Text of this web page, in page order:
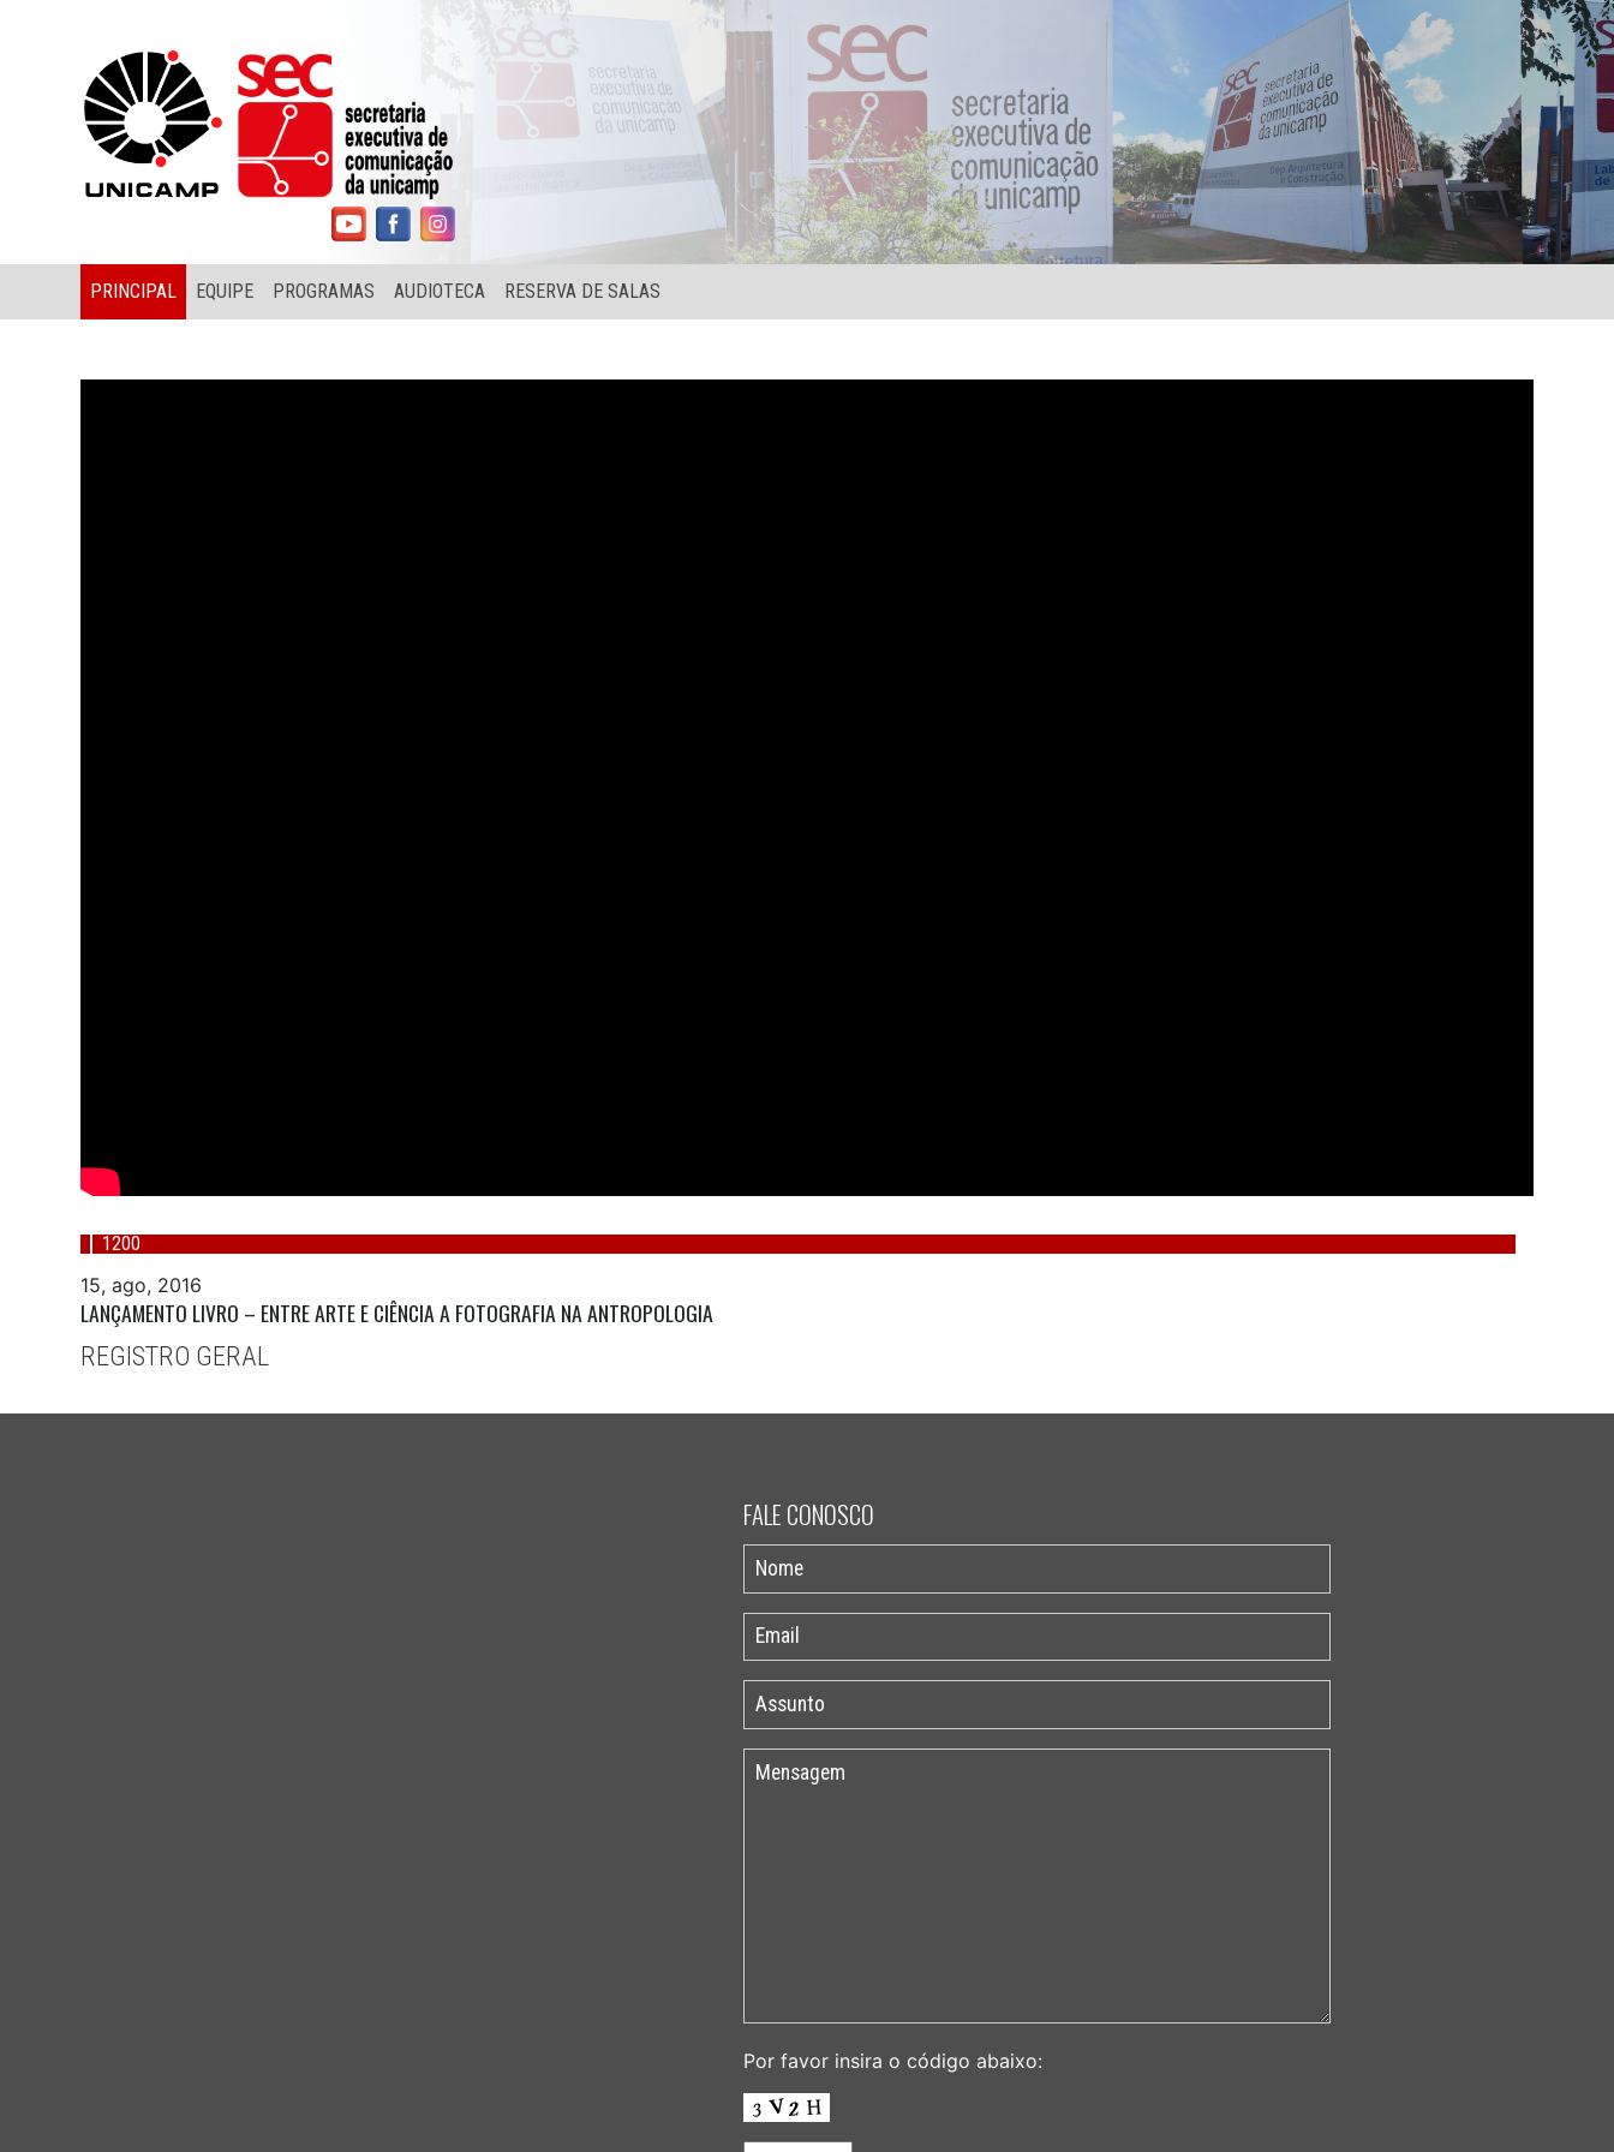
PRINCIPAL EQUIPE PROGRAMAS AUDIOTECA RESERVA DE SALAS
1200
15, ago, 2016
LANÇAMENTO LIVRO – ENTRE ARTE E CIÊNCIA A FOTOGRAFIA NA ANTROPOLOGIA
REGISTRO GERAL
FALE CONOSCO
Por favor insira o código abaixo: